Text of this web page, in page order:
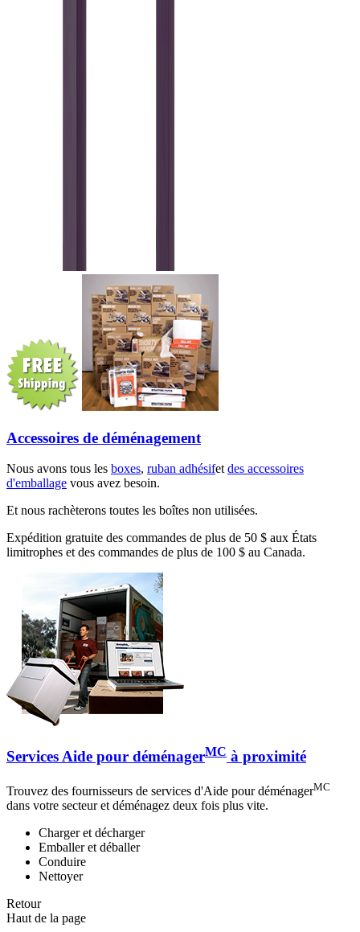
Accessoires de déménagement
Nous avons tous les boxes, ruban adhésifet des accessoires
d'emballage vous avez besoin.
Et nous rachèterons toutes les boîtes non utilisées.
Expédition gratuite des commandes de plus de 50 $ aux États
limitrophes et des commandes de plus de 100 $ au Canada.
Services Aide pour déménagerMC à proximité
Trouvez des fournisseurs de services d'Aide pour déménagerMC
dans votre secteur et déménagez deux fois plus vite.
Charger et décharger
Emballer et déballer
Conduire
Nettoyer
Retour
Haut de la page